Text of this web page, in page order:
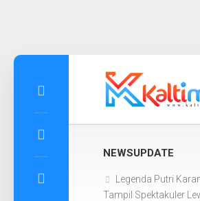
Skip
NEWSUPDATE
Legenda Putri
Tampil Spektakuler